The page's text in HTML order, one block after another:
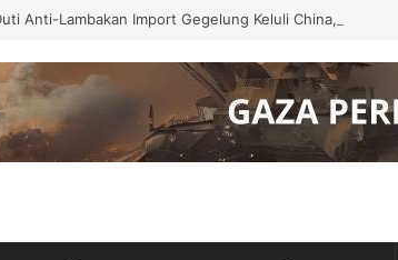
Anti-Lambakan Import Gegelung Keluli China, Vietnam